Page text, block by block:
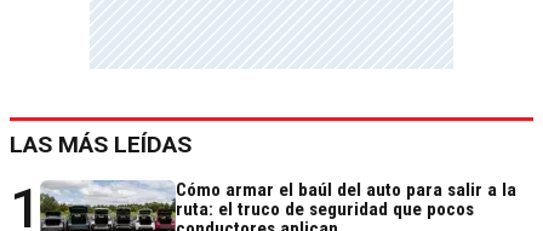
LAS MÁS LEÍDAS
1
Cómo armar el baúl del auto para salir a la
ruta: el truco de seguridad que pocos